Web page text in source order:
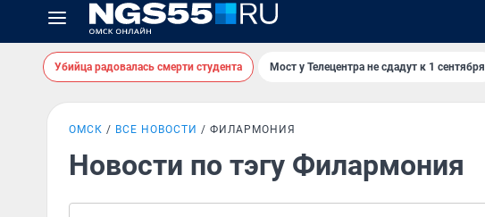
Убийца радовалась смерти студента Мост у Телецентра не сдадут к 1 сентября
ОМСК ВСЕ НОВОСТИ ФИЛАРМОНИЯ
Новости по тэгу Филармония